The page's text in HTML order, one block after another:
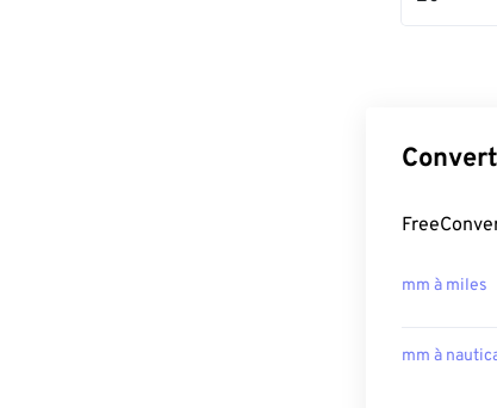
mm à miles
mm à